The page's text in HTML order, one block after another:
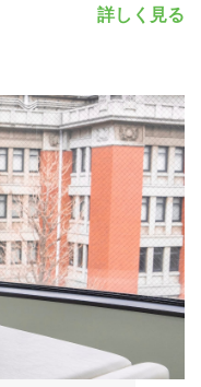
詳しく見る